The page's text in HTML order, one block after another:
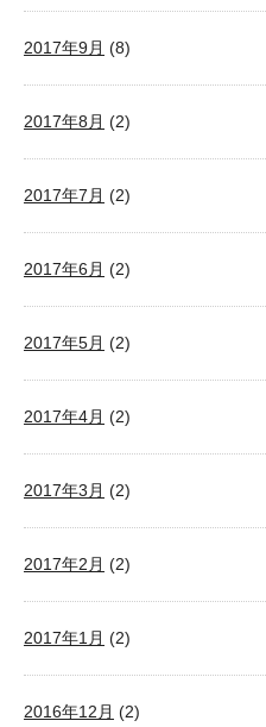
2017年9月 (8)
2017年8月 (2)
2017年7月 (2)
2017年6月 (2)
2017年5月 (2)
2017年4月 (2)
2017年3月 (2)
2017年2月 (2)
2017年1月 (2)
2016年12月 (2)